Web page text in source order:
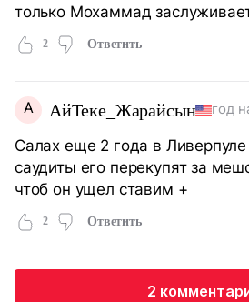
только Мохаммад
2 Ответить
А АйТеке_Жарайсын год
Салах еще 2 года в
саудиты его перекупят за
чтоб он ущел ставим +
2 Ответить
2